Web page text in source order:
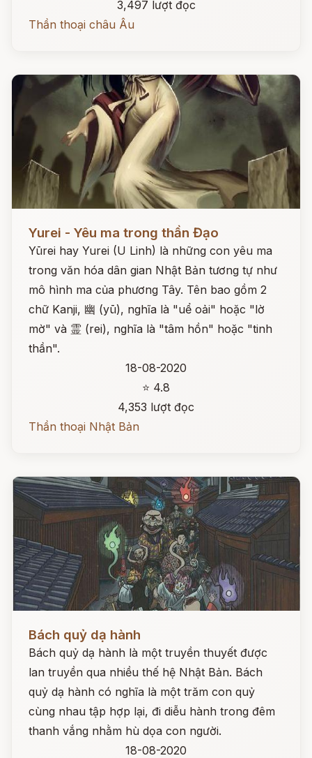
3,497 lượt đọc
Thần thoại châu Âu
Yurei - Yêu ma trong thần Đạo
Yūrei hay Yurei (U Linh) là những con yêu ma
trong văn hóa dân gian Nhật Bản tương tự như
mô hình ma của phương Tây. Tên bao gồm 2
chữ Kanji, 幽 (yū), nghĩa là "uể oải" hoặc "lờ
mờ" và 霊 (rei), nghĩa là "tâm hồn" hoặc "tinh
thần".
18-08-2020
⭐ 4.8
4,353 lượt đọc
Thần thoại Nhật Bản
Bách quỷ dạ hành
Bách quỷ dạ hành là một truyền thuyết được
lan truyền qua nhiều thế hệ Nhật Bản. Bách
quỷ dạ hành có nghĩa là một trăm con quỷ
cùng nhau tập hợp lại, đi diễu hành trong đêm
thanh vắng nhằm hù dọa con người.
18-08-2020